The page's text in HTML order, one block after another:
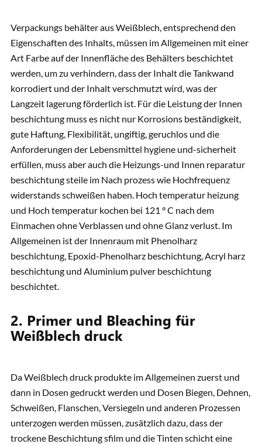
Verpackungs behälter aus Weißblech, entsprechend den
Eigenschaften des Inhalts, müssen im Allgemeinen mit einer
Art Farbe auf der Innenfläche des Behälters beschichtet
werden, um zu verhindern, dass der Inhalt die Tankwand
korrodiert und der Inhalt verschmutzt wird, was der
Langzeit lagerung förderlich ist. Für die Leistung der Innen
beschichtung muss es nicht nur Korrosions beständigkeit,
gute Haftung, Flexibilität, ungiftig, geruchlos und die
Anforderungen der Lebensmittel hygiene und-sicherheit
erfüllen, muss aber auch die Heizungs-und Innen reparatur
beschichtung steile im Nach prozess wie Hochfrequenz
widerstands schweißen haben. Hoch temperatur heizung
und Hoch temperatur kochen bei 121 ° C nach dem
Einmachen ohne Verblassen und ohne Glanz verlust. Im
Allgemeinen ist der Innenraum mit Phenolharz
beschichtung, Epoxid-Phenolharz beschichtung, Acryl harz
beschichtung und Aluminium pulver beschichtung
beschichtet.
2. Primer und Bleaching für
Weißblech druck
Da Weißblech druck produkte im Allgemeinen zuerst und
dann in Dosen gedruckt werden und Dosen Biegen, Dehnen,
Schweißen, Flanschen, Versiegeln und anderen Prozessen
unterzogen werden müssen, zusätzlich dazu, dass der
trockene Beschichtung sfilm und die Tinten schicht eine